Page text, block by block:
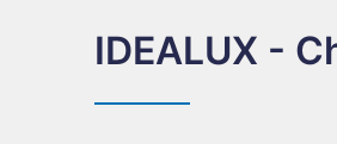
IDEALUX -